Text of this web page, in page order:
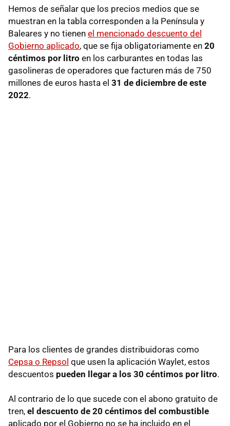
Hemos de señalar que los precios medios que se
muestran en la tabla corresponden a la Península y
Baleares y no tienen el mencionado descuento del
Gobierno aplicado, que se fija obligatoriamente en 20
céntimos por litro en los carburantes en todas las
gasolineras de operadores que facturen más de 750
millones de euros hasta el 31 de diciembre de este
2022.
Para los clientes de grandes distribuidoras como
Cepsa o Repsol que usen la aplicación Waylet, estos
descuentos pueden llegar a los 30 céntimos por litro.
Al contrario de lo que sucede con el abono gratuito de
tren, el descuento de 20 céntimos del combustible
aplicado por el Gobierno no se ha incluido en el